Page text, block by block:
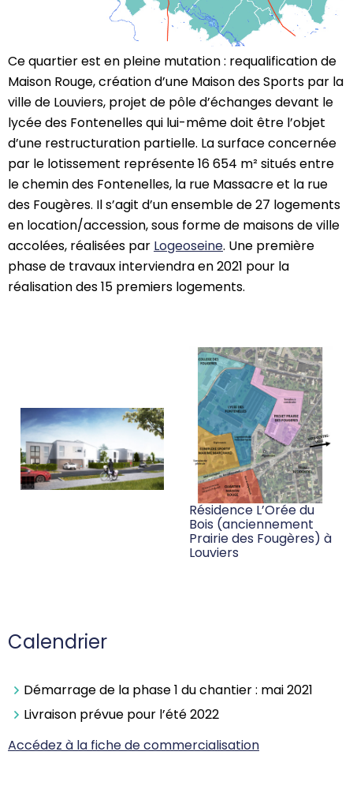
Ce quartier est en pleine mutation : requalification de
Maison Rouge, création d’une Maison des Sports par la
ville de Louviers, projet de pôle d’échanges devant le
lycée des Fontenelles qui lui-même doit être l’objet
d’une restructuration partielle. La surface concernée
par le lotissement représente 16 654 m² situés entre
le chemin des Fontenelles, la rue Massacre et la rue
des Fougères. Il s’agit d’un ensemble de 27 logements
en location/accession, sous forme de maisons de ville
accolées, réalisées par Logeoseine. Une première
phase de travaux interviendra en 2021 pour la
réalisation des 15 premiers logements.
Résidence L’Orée du
Bois (anciennement
Prairie des Fougères) à
Louviers
Calendrier
Démarrage de la phase 1 du chantier : mai 2021
Livraison prévue pour l’été 2022
Accédez à la fiche de commercialisation